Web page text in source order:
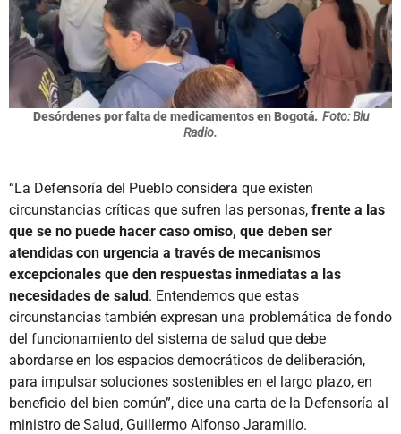
Desórdenes por falta de medicamentos en Bogotá. Foto: Blu
Radio.
“La Defensoría del Pueblo considera que existen
circunstancias críticas que sufren las personas, frente a las
que se no puede hacer caso omiso, que deben ser
atendidas con urgencia a través de mecanismos
excepcionales que den respuestas inmediatas a las
necesidades de salud. Entendemos que estas
circunstancias también expresan una problemática de fondo
del funcionamiento del sistema de salud que debe
abordarse en los espacios democráticos de deliberación,
para impulsar soluciones sostenibles en el largo plazo, en
beneficio del bien común”, dice una carta de la Defensoría al
ministro de Salud, Guillermo Alfonso Jaramillo.